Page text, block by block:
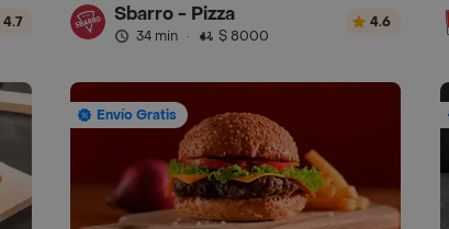
4.7 Sbarro - Pizza
34 min · $ 8000
4.6
Envío Gratis